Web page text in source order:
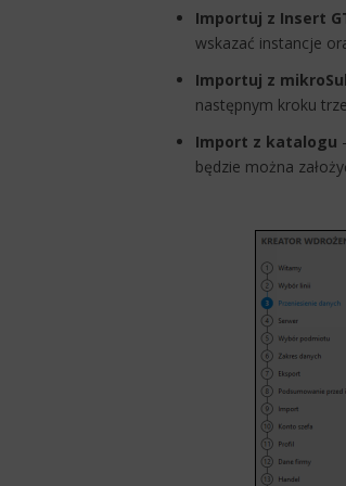
Importuj z Insert
wskazać instancje
Importuj z
następnym kroku
Import z katalogu
będzie można